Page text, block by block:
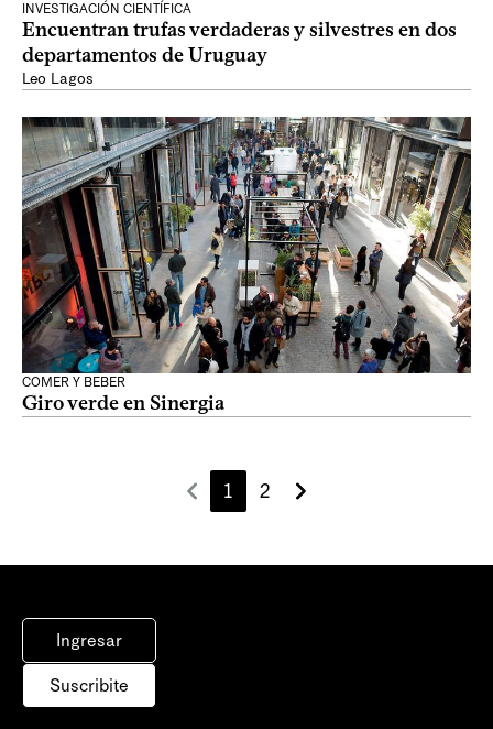
INVESTIGACIÓN CIENTÍFICA
Encuentran trufas verdaderas y silvestres en dos
departamentos de Uruguay
Leo Lagos
COMER Y BEBER
Giro verde en Sinergia
1 2
Ingresar
Suscribite